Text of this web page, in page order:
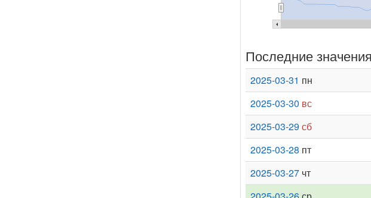
Последние значения
2025-03-31 пн
2025-03-30 вс
2025-03-29сб
2025-03-28 пт
2025-03-27 чт